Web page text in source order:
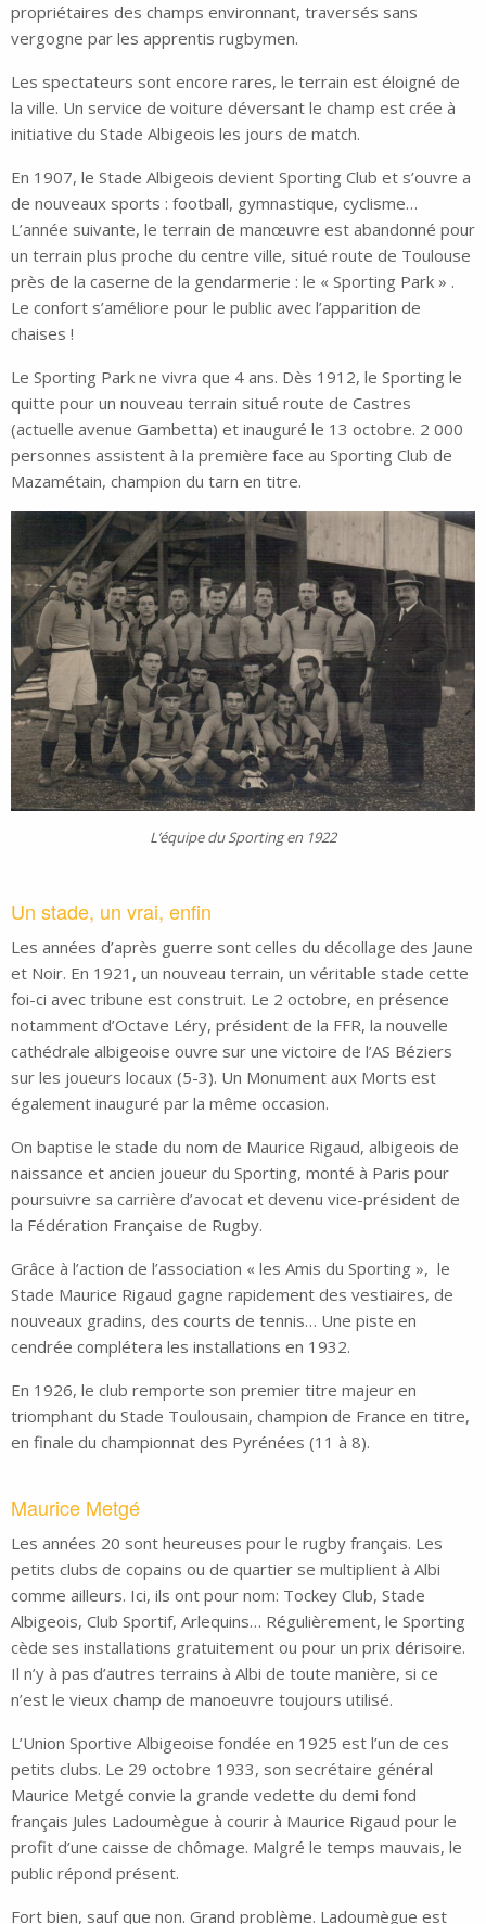
propriétaires des champs environnant, traversés sans
vergogne par les apprentis rugbymen.
Les spectateurs sont encore rares, le terrain est éloigné de
la ville. Un service de voiture déversant le champ est crée à
initiative du Stade Albigeois les jours de match.
En 1907, le Stade Albigeois devient Sporting Club et s’ouvre a
de nouveaux sports : football, gymnastique, cyclisme…
L’année suivante, le terrain de manœuvre est abandonné pour
un terrain plus proche du centre ville, situé route de Toulouse
près de la caserne de la gendarmerie : le « Sporting Park » .
Le confort s’améliore pour le public avec l’apparition de
chaises !
Le Sporting Park ne vivra que 4 ans. Dès 1912, le Sporting le
quitte pour un nouveau terrain situé route de Castres
(actuelle avenue Gambetta) et inauguré le 13 octobre. 2 000
personnes assistent à la première face au Sporting Club de
Mazamétain, champion du tarn en titre.
L’équipe du Sporting en 1922
Un stade, un vrai, enfin
Les années d’après guerre sont celles du décollage des Jaune
et Noir. En 1921, un nouveau terrain, un véritable stade cette
foi-ci avec tribune est construit. Le 2 octobre, en présence
notamment d’Octave Léry, président de la FFR, la nouvelle
cathédrale albigeoise ouvre sur une victoire de l’AS Béziers
sur les joueurs locaux (5-3). Un Monument aux Morts est
également inauguré par la même occasion.
On baptise le stade du nom de Maurice Rigaud, albigeois de
naissance et ancien joueur du Sporting, monté à Paris pour
poursuivre sa carrière d’avocat et devenu vice-président de
la Fédération Française de Rugby.
Grâce à l’action de l’association « les Amis du Sporting », le
Stade Maurice Rigaud gagne rapidement des vestiaires, de
nouveaux gradins, des courts de tennis… Une piste en
cendrée complétera les installations en 1932.
En 1926, le club remporte son premier titre majeur en
triomphant du Stade Toulousain, champion de France en titre,
en finale du championnat des Pyrénées (11 à 8).
Maurice Metgé
Les années 20 sont heureuses pour le rugby français. Les
petits clubs de copains ou de quartier se multiplient à Albi
comme ailleurs. Ici, ils ont pour nom: Tockey Club, Stade
Albigeois, Club Sportif, Arlequins… Régulièrement, le Sporting
cède ses installations gratuitement ou pour un prix dérisoire.
Il n’y à pas d’autres terrains à Albi de toute manière, si ce
n’est le vieux champ de manoeuvre toujours utilisé.
L’Union Sportive Albigeoise fondée en 1925 est l’un de ces
petits clubs. Le 29 octobre 1933, son secrétaire général
Maurice Metgé convie la grande vedette du demi fond
français Jules Ladoumègue à courir à Maurice Rigaud pour le
profit d’une caisse de chômage. Malgré le temps mauvais, le
public répond présent.
Fort bien, sauf que non. Grand problème. Ladoumègue est